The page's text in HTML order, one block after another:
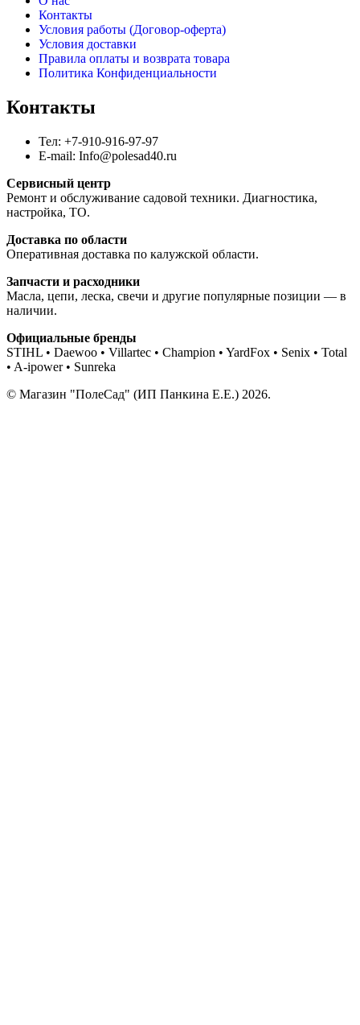
Контакты
Условия работы (Договор-оферта)
Условия доставки
Правила оплаты и возврата товара
Политика Конфиденциальности
Контакты
Тел: +7-910-916-97-97
E-mail: Info@polesad40.ru
Сервисный центр
Ремонт и обслуживание садовой техники. Диагностика,
настройка, ТО.
Доставка по области
Оперативная доставка по калужской области.
Запчасти и расходники
Масла, цепи, леска, свечи и другие популярные позиции — в
наличии.
Официальные бренды
STIHL • Daewoo • Villartec • Champion • YardFox • Senix • Total
• A-ipower • Sunreka
© Магазин "ПолеСад" (ИП Панкина Е.Е.) 2026.